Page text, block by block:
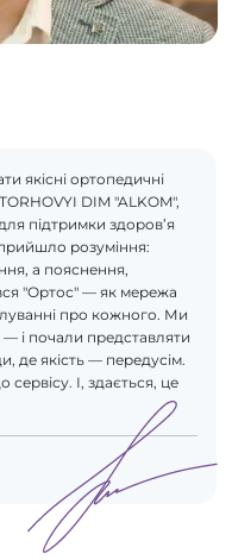
якісні ортопедичні
DIM "ALKOM",
підтримки здоров’я
розуміння:
а пояснення,
"Ортос" — як мережа
про кожного. Ми
і почали представляти
де якість — передусім.
І, здається, це